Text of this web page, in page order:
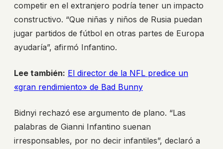
competir en el extranjero podría tener un impacto
constructivo. “Que niñas y niños de Rusia puedan
jugar partidos de fútbol en otras partes de Europa
ayudaría”, afirmó Infantino.
Lee también: El director de la NFL predice un
«gran rendimiento» de Bad Bunny
Bidnyi rechazó ese argumento de plano. “Las
palabras de Gianni Infantino suenan
irresponsables, por no decir infantiles”, declaró a